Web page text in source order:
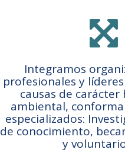

Integramos
profesionales y
causas de carácter
ambiental,
especializados:
de conocimiento,
y